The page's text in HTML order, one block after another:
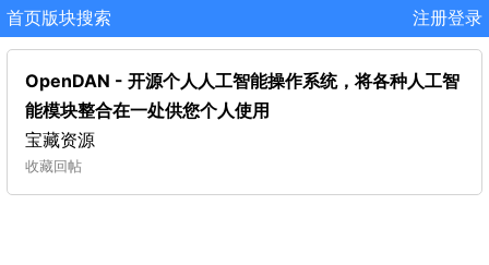
首页版块搜索 注册登录
OpenDAN - 开源个人人工智能操作系统，将各种人工智
能模块整合在一处供您个人使用
宝藏资源
收藏回帖